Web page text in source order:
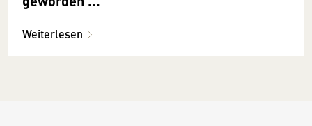
Weiterlesen